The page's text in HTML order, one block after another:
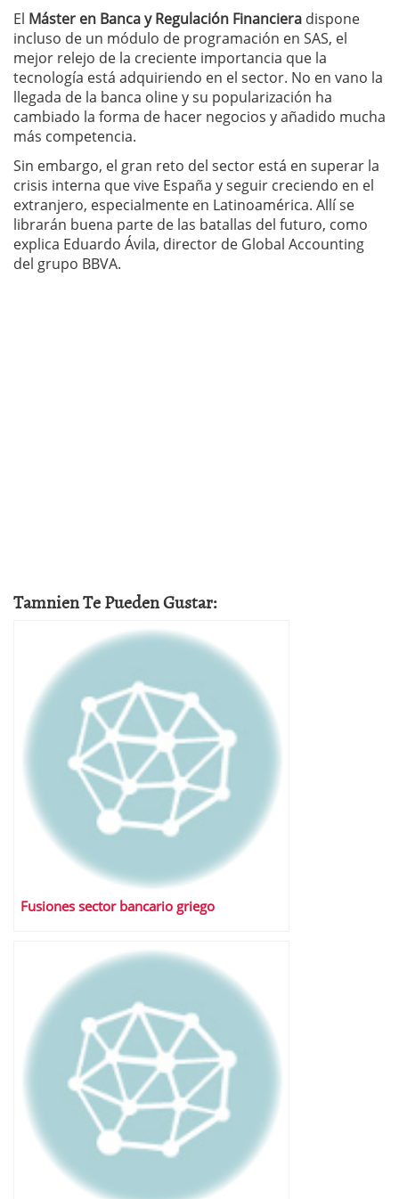
El Máster en Banca y Regulación Financiera dispone
incluso de un módulo de programación en SAS, el
mejor relejo de la creciente importancia que la
tecnología está adquiriendo en el sector. No en vano la
llegada de la banca oline y su popularización ha
cambiado la forma de hacer negocios y añadido mucha
más competencia.
Sin embargo, el gran reto del sector está en superar la
crisis interna que vive España y seguir creciendo en el
extranjero, especialmente en Latinoamérica. Allí se
librarán buena parte de las batallas del futuro, como
explica Eduardo Ávila, director de Global Accounting
del grupo BBVA.
Tamnien Te Pueden Gustar:
Fusiones sector bancario griego